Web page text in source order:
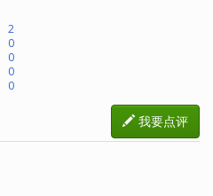
2
0
0
0
0
我要点评